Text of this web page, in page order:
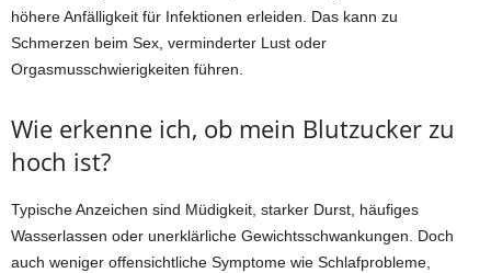
höhere Anfälligkeit für Infektionen erleiden. Das kann zu
Schmerzen beim Sex, verminderter Lust oder
Orgasmusschwierigkeiten führen.
Wie erkenne ich, ob mein Blutzucker zu
hoch ist?
Typische Anzeichen sind Müdigkeit, starker Durst, häufiges
Wasserlassen oder unerklärliche Gewichtsschwankungen. Doch
auch weniger offensichtliche Symptome wie Schlafprobleme,